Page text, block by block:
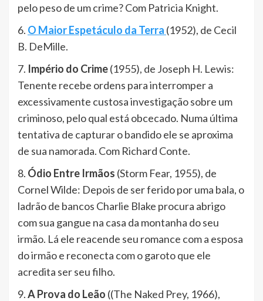
pelo peso de um crime? Com Patricia Knight.
6. O Maior Espetáculo da Terra (1952), de Cecil
B. DeMille.
7. Império do Crime(1955), de Joseph H. Lewis:
Tenente recebe ordens para interromper a
excessivamente custosa investigação sobre um
criminoso, pelo qual está obcecado. Numa última
tentativa de capturar o bandido ele se aproxima
de sua namorada. Com Richard Conte.
8. Ódio Entre Irmãos (Storm Fear, 1955), de
Cornel Wilde: Depois de ser ferido por uma bala, o
ladrão de bancos Charlie Blake procura abrigo
com sua gangue na casa da montanha do seu
irmão. Lá ele reacende seu romance com a esposa
do irmão e reconecta com o garoto que ele
acredita ser seu filho.
9.A Prova do Leão ((The Naked Prey, 1966),